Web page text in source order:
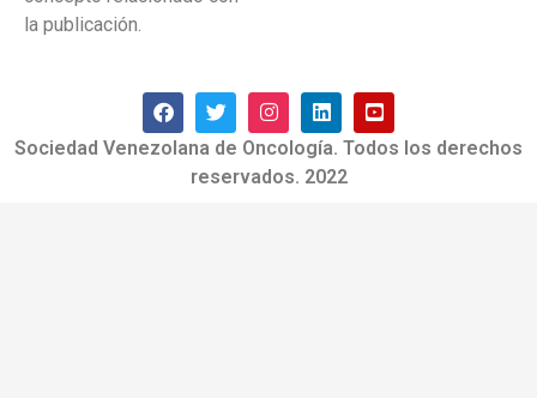
la publicación.
Sociedad Venezolana de Oncología. Todos los derechos
reservados. 2022